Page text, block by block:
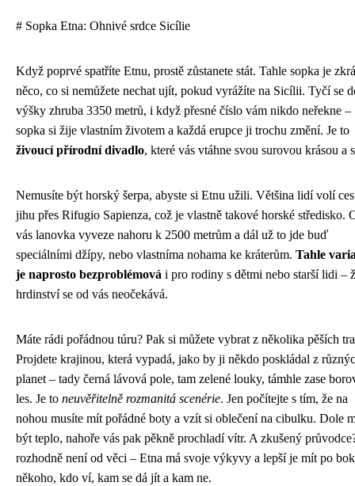
# Sopka Etna: Ohnivé srdce Sicílie
Když poprvé spatříte Etnu, prostě zůstanete stát. Tahle sopka je
něco, co si nemůžete nechat ujít, pokud vyrážíte na Sicílii. Tyčí se
výšky zhruba 3350 metrů, i když přesné číslo vám nikdo neřekne –
sopka si žije vlastním životem a každá erupce ji trochu změní. Je to
živoucí přírodní divadlo, které vás vtáhne svou surovou krásou a
Nemusíte být horský šerpa, abyste si Etnu užili. Většina lidí volí
jihu přes Rifugio Sapienza, což je vlastně takové horské středisko.
vás lanovka vyveze nahoru k 2500 metrům a dál už to jde buď
speciálními džípy, nebo vlastníma nohama ke kráterům. Tahle
je naprosto bezproblémová i pro rodiny s dětmi nebo starší lidi –
hrdinství se od vás neočekává.
Máte rádi pořádnou túru? Pak si můžete vybrat z několika pěších
Projdete krajinou, která vypadá, jako by ji někdo poskládal z
planet – tady černá lávová pole, tam zelené louky, támhle zase
les. Je to neuvěřitelně rozmanitá scenérie. Jen počítejte s tím, že na
nohou musíte mít pořádné boty a vzít si oblečení na cibulku. Dole
být teplo, nahoře vás pak pěkně prochladí vítr. A zkušený
rozhodně není od věci – Etna má svoje výkyvy a lepší je mít po
někoho, kdo ví, kam se dá jít a kam ne.